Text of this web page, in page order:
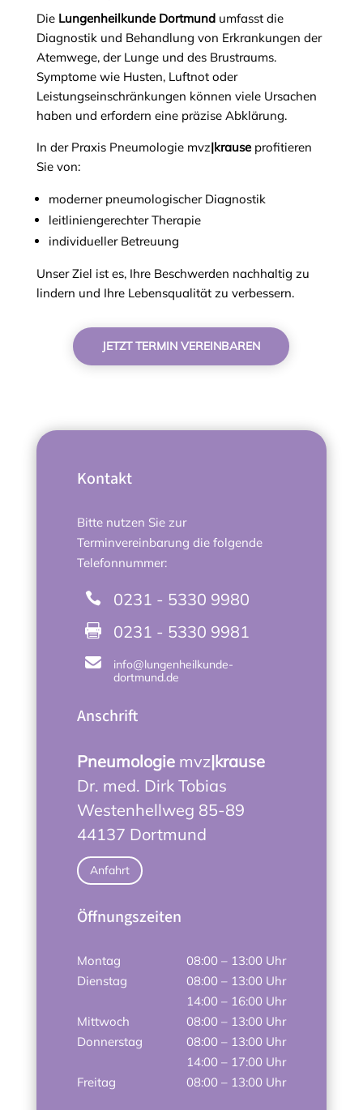
Die Lungenheilkunde Dortmundumfasst die
Diagnostik und Behandlung von Erkrankungen der
Atemwege, der Lunge und des Brustraums.
Symptome wie Husten, Luftnot oder
Leistungseinschränkungen können viele Ursachen
haben und erfordern eine präzise Abklärung.
In der Praxis Pneumologie mvz|krauseprofitieren
Sie von:
moderner pneumologischer Diagnostik
leitliniengerechter Therapie
individueller Betreuung
Unser Ziel ist es, Ihre Beschwerden nachhaltig zu
lindern und Ihre Lebensqualität zu verbessern.
JETZT TERMIN VEREINBAREN
Kontakt
Bitte nutzen Sie zur
Terminvereinbarung die folgende
Telefonnummer:
 0231 - 5330 9980
 0231 - 5330 9981

info@lungenheilkunde-
dortmund.de
Anschrift
Pneumologiemvz|krause
Dr. med. Dirk Tobias
Westenhellweg 85-89
44137 Dortmund
Anfahrt
Öffnungszeiten
Montag
08:00 – 13:00 Uhr
Dienstag
08:00 – 13:00 Uhr
14:00 – 16:00 Uhr
Mittwoch
08:00 – 13:00 Uhr
Donnerstag
08:00 – 13:00 Uhr
14:00 – 17:00 Uhr
Freitag
08:00 – 13:00 Uhr